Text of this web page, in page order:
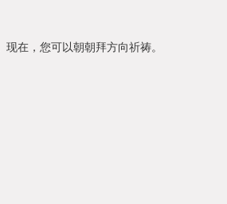
在，您可以朝朝拜方向祈祷。